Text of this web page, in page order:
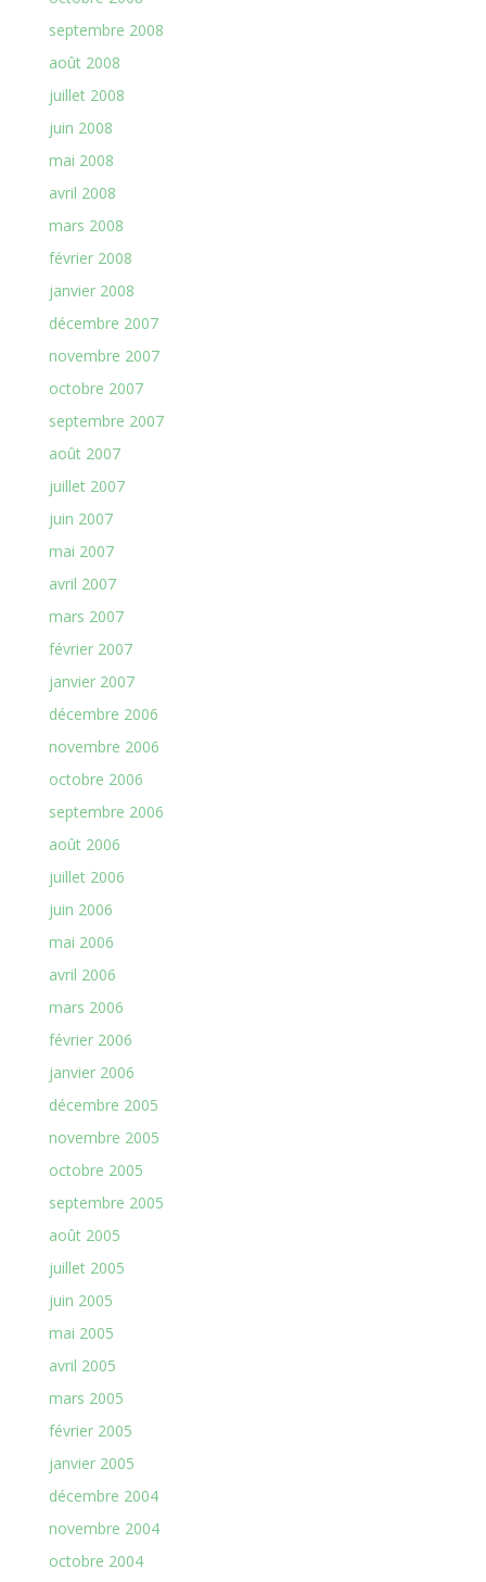
septembre 2008
août 2008
juillet 2008
juin 2008
mai 2008
avril 2008
mars 2008
février 2008
janvier 2008
décembre 2007
novembre 2007
octobre 2007
septembre 2007
août 2007
juillet 2007
juin 2007
mai 2007
avril 2007
mars 2007
février 2007
janvier 2007
décembre 2006
novembre 2006
octobre 2006
septembre 2006
août 2006
juillet 2006
juin 2006
mai 2006
avril 2006
mars 2006
février 2006
janvier 2006
décembre 2005
novembre 2005
octobre 2005
septembre 2005
août 2005
juillet 2005
juin 2005
mai 2005
avril 2005
mars 2005
février 2005
janvier 2005
décembre 2004
novembre 2004
octobre 2004